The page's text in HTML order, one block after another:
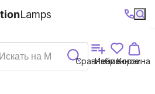
+7 (495)740-
38-68
График
работы
Сравнение
Избранное
Корзина
Lamps